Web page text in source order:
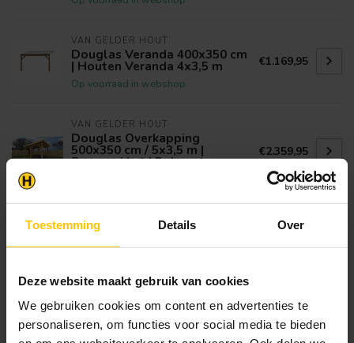
Toestemming Details Over
Deze website maakt gebruik van cookies
We gebruiken cookies om content en advertenties te
personaliseren, om functies voor social media te bieden
VAN GELDER HOUT
Douglas Veranda 400x350 cm
| Houten Veranda 4x3,5 m
Op voorraad in webshop
€1.169,95
VAN GELDER HOUT
Douglas Overkapping
500x350 cm / 5x3,5 m |
Bouwpakket | Robuust
€2.359,95
(3)
overkapping platdak(1) plat dak(15)